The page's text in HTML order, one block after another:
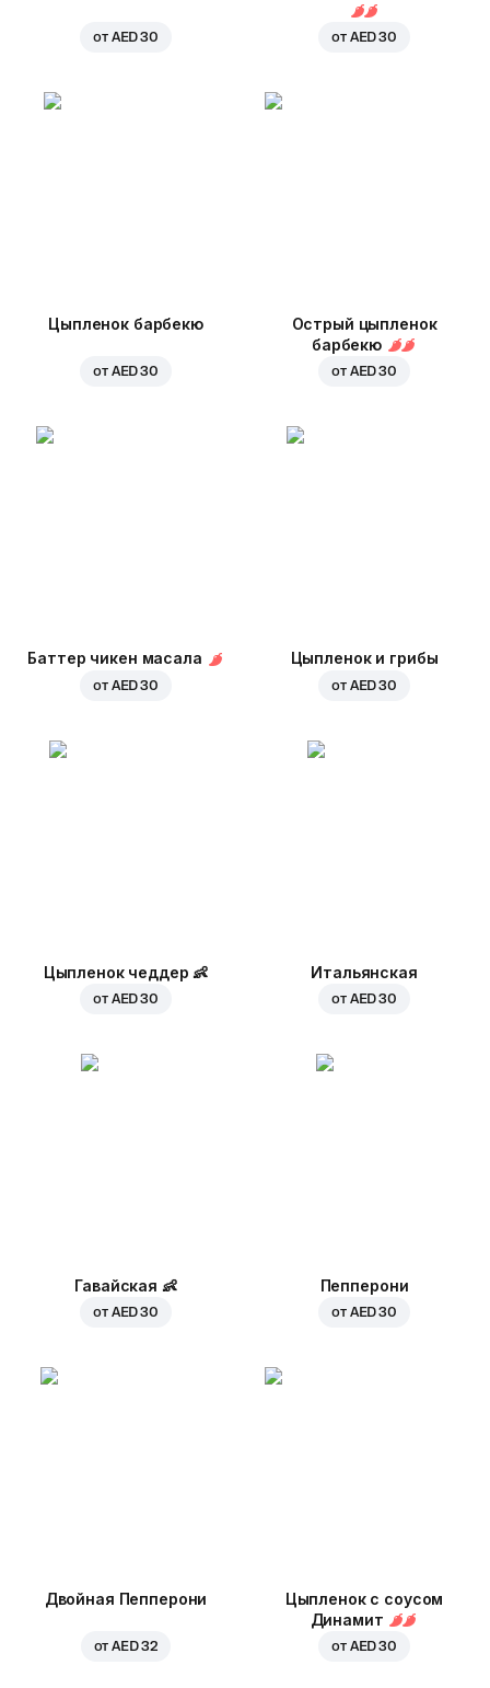
от AED 30 от AED 30
Цыпленок барбекю
от AED 30
Острый цыпленок
барбекю
от AED 30
Баттер чикен масала
от AED 30
Цыпленок и грибы
от AED 30
Цыпленок чеддер 👶
от AED 30
Итальянская
от AED 30
Гавайская 👶
от AED 30
Пепперони
от AED 30
Двойная Пепперони
отAED 32
Цыпленок с соусом
Динамит
от AED 30